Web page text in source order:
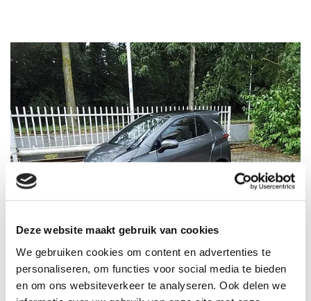
Deze website maakt gebruik van cookies
We gebruiken cookies om content en advertenties te
personaliseren, om functies voor social media te bieden
en om ons websiteverkeer te analyseren. Ook delen we